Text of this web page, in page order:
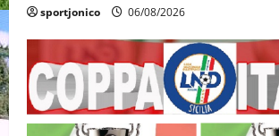
sportjonico 06/08/2026